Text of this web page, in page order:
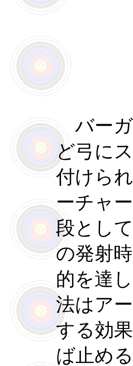
バーガ
ど弓に
付けら
ーチャ
段とし
の発射
的を達
法はア
する効
ば止め